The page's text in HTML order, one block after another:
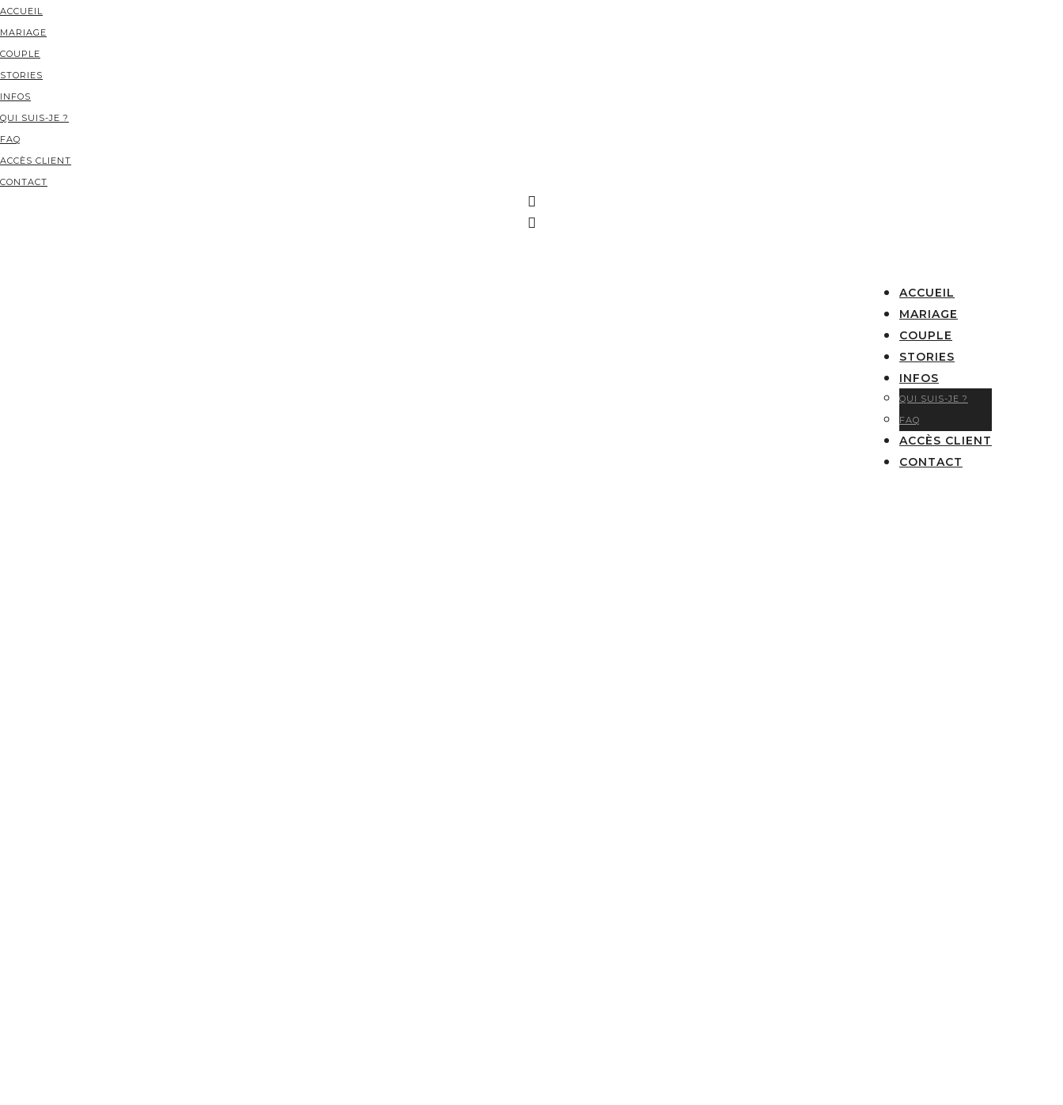
ACCUEIL
MARIAGE
COUPLE
STORIES
INFOS
QUI SUIS-JE ?
FAQ
ACCÈS CLIENT
CONTACT
ACCUEIL
MARIAGE
COUPLE
STORIES
INFOS
QUI SUIS-JE ?
FAQ
ACCÈS CLIENT
CONTACT